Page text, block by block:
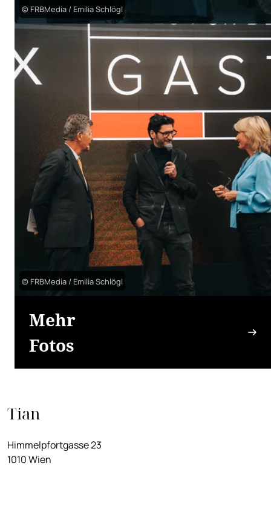
© FRBMedia / Emilia Schlögl
© FRBMedia / Emilia Schlögl
Mehr
Fotos
Tian
Himmelpfortgasse 23
1010 Wien